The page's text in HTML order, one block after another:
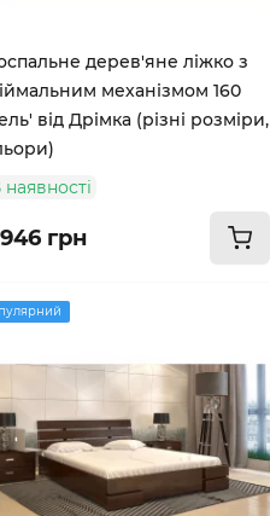
дерев'яне ліжко з
механізмом 160
від Дрімка (різні розміри,
наявності
грн